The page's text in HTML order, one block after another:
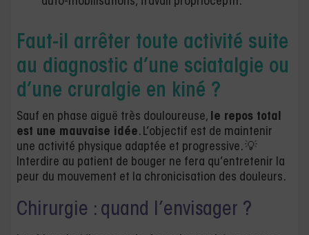
Faut-il arrêter toute activité suite
au diagnostic d’une sciatalgie ou
d’une cruralgie en kiné ?
Sauf en phase aiguë très douloureuse, le repos total
est une mauvaise idée. L’objectif est de maintenir
une activité physique adaptée et progressive. 💡
Interdire au patient de bouger ne fera qu’entretenir la
peur du mouvement et la chronicisation des douleurs.
Chirurgie : quand l’envisager ?